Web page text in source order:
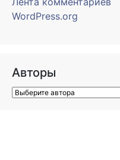
WordPress.org
Авторы